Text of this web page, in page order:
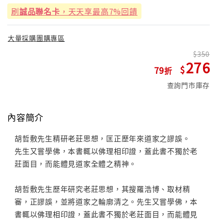
刷誠品聯名卡 ，天天享最高7%回饋
大量採購團購專區
79
350
276
查詢門市庫存
內容簡介
胡哲敷先生精研老莊思想，匡正歷年來道家之謬誤。
先生又嘗學佛，本書輒以佛理相印證，蓋此書不獨於老
莊面目，而能體見道家全體之精神。
胡哲敷先生歷年研究老莊思想，其搜羅浩博、取材精
審，正謬誤，並將道家之輪廓清之。先生又嘗學佛，本
書輒以佛理相印證，蓋此書不獨於老莊面目，而能體見